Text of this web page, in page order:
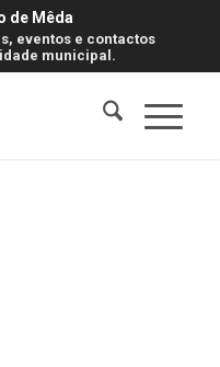
de Mêda
eventos e contactos
municipal.